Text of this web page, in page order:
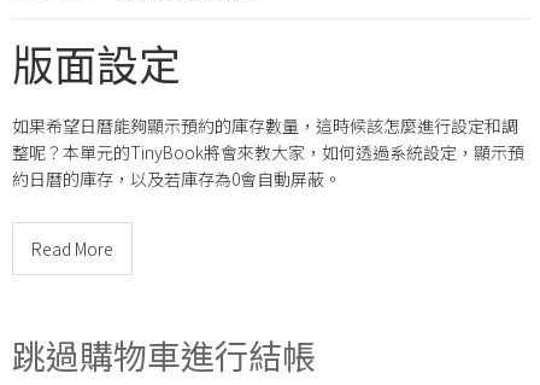
版面設定
如果希望日曆能夠顯示預約的庫存數量，這時候該怎麼進行設定和調
整呢？本單元的TinyBook將會來教大家，如何透過系統設定，顯示預
約日曆的庫存，以及若庫存為0會自動屏蔽。
Read More
跳過購物車進行結帳